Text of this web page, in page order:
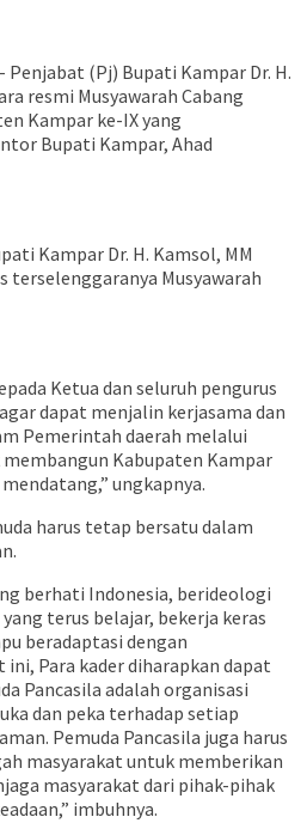
Penjabat (Pj) Bupati Kampar Dr. H.
resmi Musyawarah Cabang
Kampar ke-IX yang
Bupati Kampar, Ahad
Kampar Dr. H. Kamsol, MM
terselenggaranya Musyawarah
Ketua dan seluruh pengurus
dapat menjalin kerjasama dan
Pemerintah daerah melalui
Kabupaten Kampar
ungkapnya.
harus tetap bersatu dalam
berhati Indonesia, berideologi
terus belajar, bekerja keras
beradaptasi dengan
Para kader diharapkan dapat
Pancasila adalah organisasi
dan peka terhadap setiap
Pemuda Pancasila juga harus
masyarakat untuk memberikan
masyarakat dari pihak-pihak
imbuhnya.